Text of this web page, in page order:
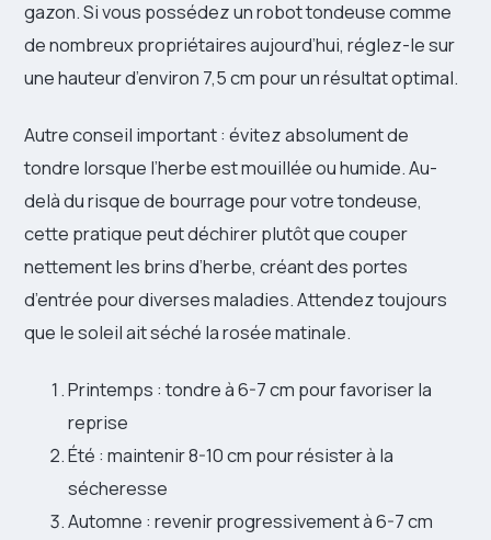
gazon. Si vous possédez un robot tondeuse comme
de nombreux propriétaires aujourd’hui, réglez-le sur
une hauteur d’environ 7,5 cm pour un résultat optimal.
Autre conseil important : évitez absolument de
tondre lorsque l’herbe est mouillée ou humide. Au-
delà du risque de bourrage pour votre tondeuse,
cette pratique peut déchirer plutôt que couper
nettement les brins d’herbe, créant des portes
d’entrée pour diverses maladies. Attendez toujours
que le soleil ait séché la rosée matinale.
Printemps : tondre à 6-7 cm pour favoriser la
reprise
Été : maintenir 8-10 cm pour résister à la
sécheresse
Automne : revenir progressivement à 6-7 cm